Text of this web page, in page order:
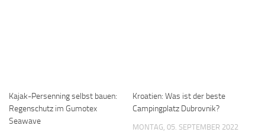
Kajak-Persenning selbst bauen:
Regenschutz im Gumotex
Seawave
Kroatien: Was ist der beste
Campingplatz Dubrovnik?
MONTAG, 05. SEPTEMBER 2022